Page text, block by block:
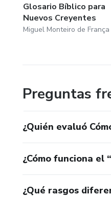
Glosario Bíblico para
Nuevos Creyentes
Miguel Monteiro de França
Preguntas
¿Quién evaluó
¿Cómo funciona el
¿Qué rasgos